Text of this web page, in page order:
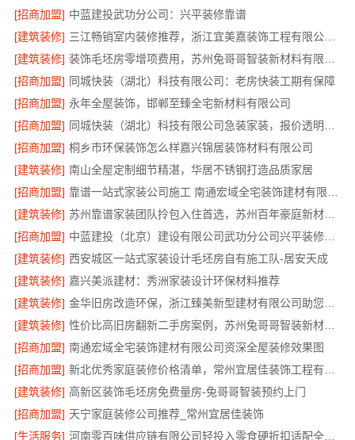
[招商加盟] 中蓝建投武功分公司：兴平装修靠谱
[建筑装修]
三江畅销室内装修推荐，浙江宜美嘉装饰工程有限公司品质保证
[建筑装修]
[招商加盟] 同城快装（湖北）科技有限公司：老房快装工期有保障
[招商加盟] 永年全屋装饰，邯郸至臻全宅新材料有限公司
[招商加盟]
[招商加盟] 桐乡市环保装饰怎么样嘉兴锦居装饰材料有限公司
[建筑装修] 南山全屋定制细节精湛，华居不锈钢打造品质家居
[招商加盟]
[建筑装修]
苏州靠谱家装团队拎包入住首选，苏州百年豪庭新材料有限公司
[招商加盟]
中蓝建投（北京）建设有限公司武功分公司兴平装修靠谱吗
[建筑装修] 西安城区一站式家装设计毛坯房自有施工队-居安天成
[建筑装修] 嘉兴美派建材：秀洲家装设计环保材料推荐
[建筑装修]
[建筑装修]
性价比高旧房翻新二手房案例，苏州兔哥哥智装新材料实景分享
[招商加盟] 南通宏域全宅装饰建材有限公司资深全屋装修效果图
[招商加盟]
[建筑装修] 高新区装饰毛坯房免费量房-兔哥哥智装预约上门
[招商加盟] 天宁家庭装修公司推荐_常州宜居佳装饰
[生活服务]
河南零百味供应链有限公司轻投入零食硬折扣适配全场景